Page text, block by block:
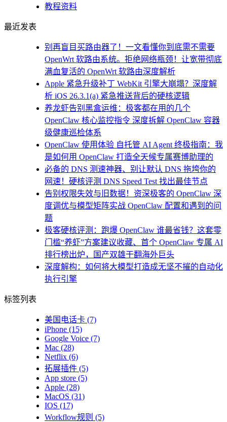
教程资料
最近发表
别再盲目买路由器了！一文看懂你到底需不需要
OpenWrt 软路由系统。拒绝网络瓶颈！让宽带彻底
满血复活的 OpenWrt 软路由深度解析
Apple 紧急升级补丁 WebKit 引擎大崩塌？深度解
析 iOS 26.3.1(a) 紧急推送背后的硬核逻辑
养龙虾告别黑盒运维：极客都在用的几个
OpenClaw 核心监控指令 深度拆解 OpenClaw 容器
级健康巡检体系
OpenClaw 使用体验 自托管 AI Agent 终极指南：我
是如何用 OpenClaw 打造全天候专属赛博助理的
必备的 DNS 测速神器、别让默认 DNS 拖垮你的
网速！硬核评测 DNS Speed Test 找出最佳节点
告别权限失效与旧数据！资深极客的 OpenClaw 深
度调优与模型矩阵实战 OpenClaw 配置和遇到的问
题
极客硬核评测：跑爆 OpenClaw 谁最省钱？这套零
门槛“养虾”方案建议收藏、首个 OpenClaw 专属 AI
排行榜出炉，国产双雄干翻海外巨头
深度解构：如何将大模型打造成无坚不摧的自动化
执行引擎
标签列表
美国电话卡 (7)
iPhone (15)
Google Voice (7)
Mac (28)
Netflix (6)
拓展插件 (5)
App store (5)
Apple (28)
MacOS (31)
IOS (17)
Workflow规则 (5)